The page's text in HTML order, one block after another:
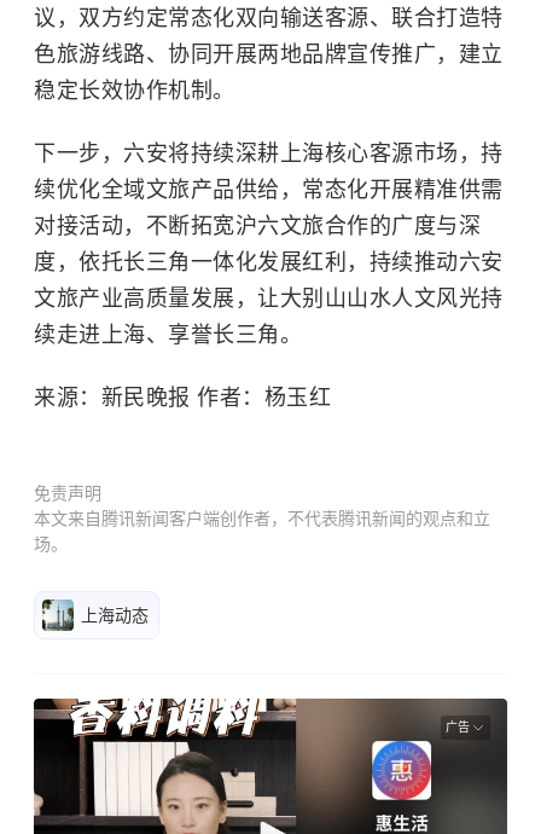
议，双方约定常态化双向输送客源、联合打造特
色旅游线路、协同开展两地品牌宣传推广，建立
稳定长效协作机制。
下一步，六安将持续深耕上海核心客源市场，持
续优化全域文旅产品供给，常态化开展精准供需
对接活动，不断拓宽沪六文旅合作的广度与深
度，依托长三角一体化发展红利，持续推动六安
文旅产业高质量发展，让大别山山水人文风光持
续走进上海、享誉长三角。
来源：新民晚报 作者：杨玉红
免责声明
本文来自腾讯新闻客户端创作者，不代表腾讯新闻的观点和立
场。
上海动态
广告